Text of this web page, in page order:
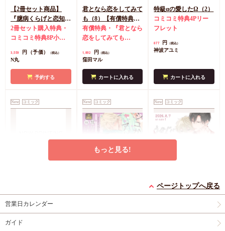
【2冊セット商品】
『臆病くらげと恋知ら
ず【有償】+柴崎さん
のケモノみち【有
約キャンペーン(抽■
2冊セット購入特典・
コミコミ特典8P小冊
2枚
有償特典・『臆病
となの公式同人誌
償特典・『柴崎さんの
アクリルカードキーホ
店舗共通特典ペ
3,559 円（予価） （税込）
N丸
予約する
君となら恋をしてみて
も（8）【有償特典・
学生証風カード2枚セ
ット】
有償特典・『君となら
恋をしてみても
ド2枚セット
1,892 円 （税込）
窪田マル
カートに入れる
特級αの愛したΩ（2）
コミコミ特典4Pリー
フレット
877 円 （税込）
神波アユミ
カートに入れる
New コミック
小冊子＋箔押しA5ア
クリルボード】
有償特典・『エンドロ
ールは地獄まで
（3）』小冊子 有償特
典・『エンドロールは
3,894
三ツ星しずく
New コミック
有償特典・『シュガー
コミコミ特典4Pリー
New コミック
特典・小冊子】
有償特典・『うなじに
もっと見る!
ページトップへ戻る
営業日カレンダー
ガイド